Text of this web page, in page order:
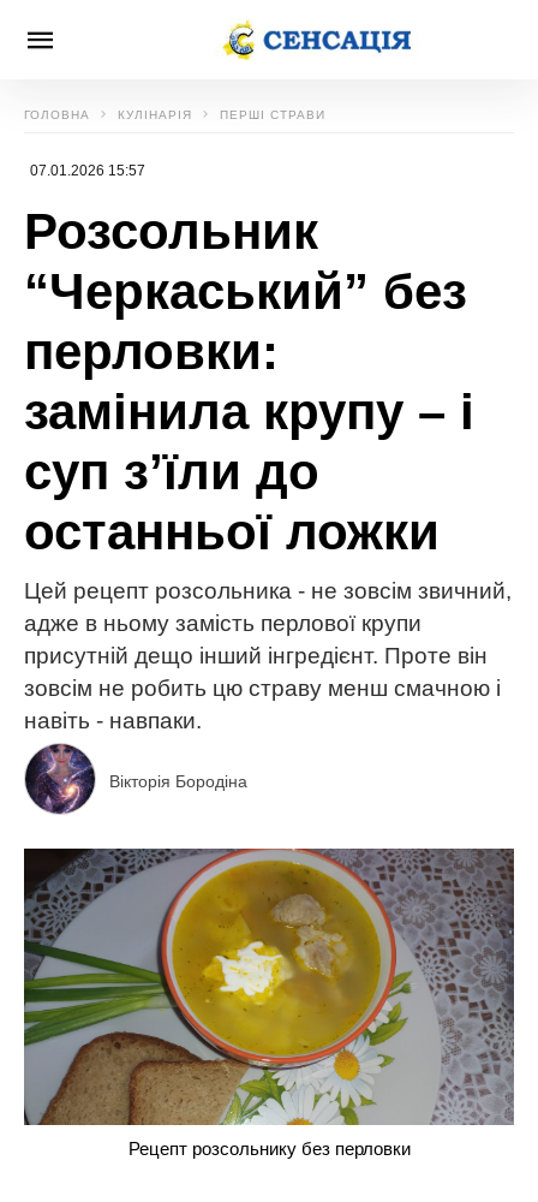
ГОЛОВНА КУЛІНАРІЯ ПЕРШІ СТРАВИ
07.01.2026 15:57
Розсольник
“Черкаський” без
перловки:
замінила крупу – і
суп з’їли до
останньої ложки
Цей рецепт розсольника - не зовсім звичний,
адже в ньому замість перлової крупи
присутній дещо інший інгредієнт. Проте він
зовсім не робить цю страву менш смачною і
навіть - навпаки.
Вікторія Бородіна
Рецепт розсольнику без перловки